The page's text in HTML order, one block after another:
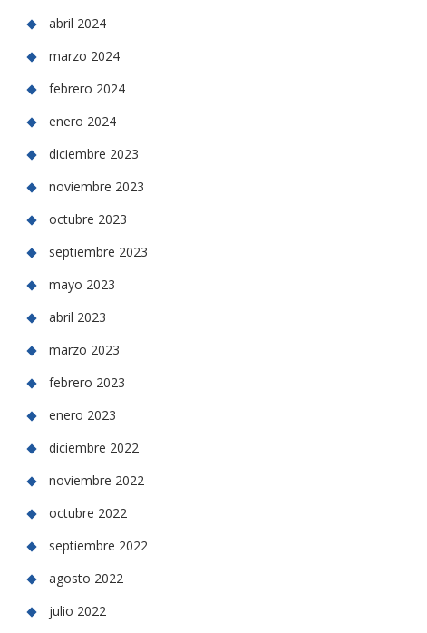
abril 2024
marzo 2024
febrero 2024
enero 2024
diciembre 2023
noviembre 2023
octubre 2023
septiembre 2023
mayo 2023
abril 2023
marzo 2023
febrero 2023
enero 2023
diciembre 2022
noviembre 2022
octubre 2022
septiembre 2022
agosto 2022
julio 2022